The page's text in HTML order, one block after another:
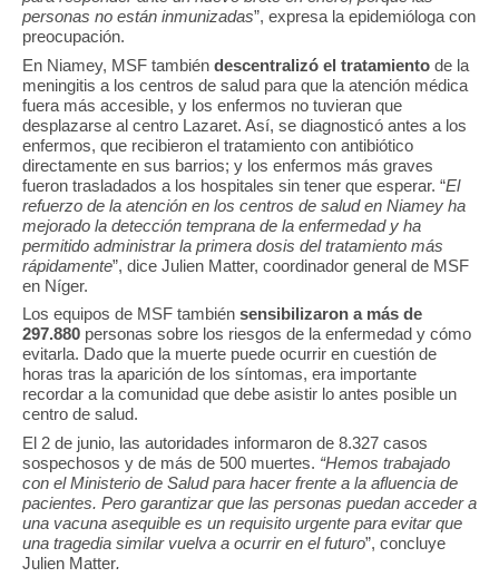
personas no están inmunizadas”, expresa la epidemióloga con
preocupación.
En Niamey, MSF también descentralizó el tratamiento de la
meningitis a los centros de salud para que la atención médica
fuera más accesible, y los enfermos no tuvieran que
desplazarse al centro Lazaret. Así, se diagnosticó antes a los
enfermos, que recibieron el tratamiento con antibiótico
directamente en sus barrios; y los enfermos más graves
fueron trasladados a los hospitales sin tener que esperar. “El
refuerzo de la atención en los centros de salud en Niamey ha
mejorado la detección temprana de la enfermedad y ha
permitido administrar la primera dosis del tratamiento más
rápidamente”, dice Julien Matter, coordinador general de MSF
en Níger.
Los equipos de MSF también sensibilizaron a más de
297.880 personas sobre los riesgos de la enfermedad y cómo
evitarla. Dado que la muerte puede ocurrir en cuestión de
horas tras la aparición de los síntomas, era importante
recordar a la comunidad que debe asistir lo antes posible un
centro de salud.
El 2 de junio, las autoridades informaron de 8.327 casos
sospechosos y de más de 500 muertes. “Hemos trabajado
con el Ministerio de Salud para hacer frente a la afluencia de
pacientes. Pero garantizar que las personas puedan acceder a
una vacuna asequible es un requisito urgente para evitar que
una tragedia similar vuelva a ocurrir en el futuro”, concluye
Julien Matter.